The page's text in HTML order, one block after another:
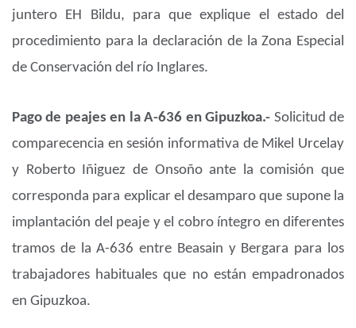
juntero EH Bildu, para que explique el estado del
procedimiento para la declaración de la Zona Especial
de Conservación del río Inglares.
Pago de peajes en la A-636 en Gipuzkoa.- Solicitud de
comparecencia en sesión informativa de Mikel Urcelay
y Roberto Iñiguez de Onsoño ante la comisión que
corresponda para explicar el desamparo que supone la
implantación del peaje y el cobro íntegro en diferentes
tramos de la A-636 entre Beasain y Bergara para los
trabajadores habituales que no están empadronados
en Gipuzkoa.